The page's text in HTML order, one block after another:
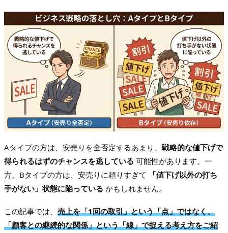
Aタイプの方は、安売りを全否定するあまり、 戦略的な値下げで
得られるはずのチャンスを逃している 可能性があります。一
方、Bタイプの方は、安売りに頼りすぎて
「値下げ以外の打ち
手がない」状態に陥っている かもしれません。
この記事では、 売上を「1回の取引」という「点」ではなく、
「顧客との継続的な関係」という「線」で捉える考え方をご紹